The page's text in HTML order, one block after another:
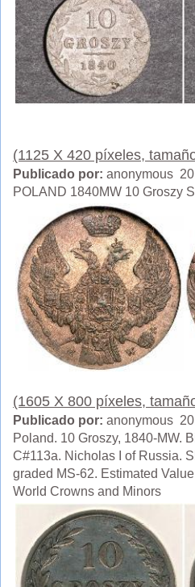
(1125 X 420 píxeles,
Publicado por: anonymous
POLAND 1840MW 10 Groszy
(1605 X 800 píxeles,
Publicado por: anonymous
Poland. 10 Groszy, 1840-MW.
C#113a. Nicholas I of Russia.
graded MS-62. Estimated
World Crowns and Minors